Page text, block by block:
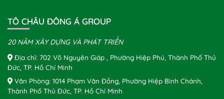
TÔ CHÂU ĐÔNG Á GROUP
20 NĂM XÂY DỰNG VÀ PHÁT TRIỂN
Địa chỉ: 702 Võ Nguyên Giáp , Phường Hiệp Phú, Thành Phố Thủ
Đức, TP. Hồ Chí Minh
Văn Phòng: 1014 Phạm Văn Đồng, Phường Hiệp Bình Chánh,
Thành Phố Thủ Đức, TP. Hồ Chí Minh